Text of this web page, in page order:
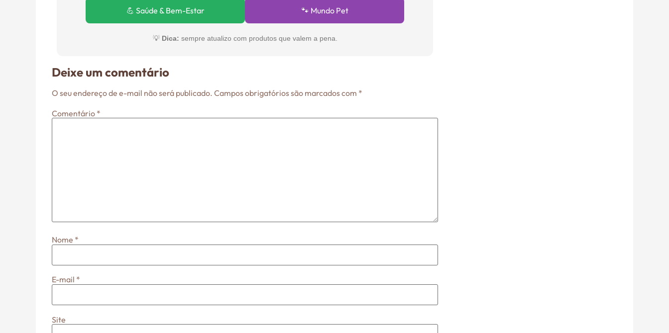
💪 Saúde & Bem-Estar 🐾 Mundo Pet
💡 Dica: sempre atualizo com produtos que valem a pena.
Deixe um comentário
O seu endereço de e-mail não será publicado. Campos obrigatórios são marcados com *
Comentário *
Nome *
E-mail *
Site